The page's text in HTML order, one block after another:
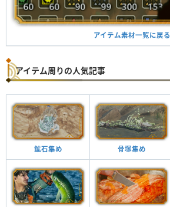
アイテム素材一覧に戻る
アイテム周りの人気記事
鉱石集め 骨塚集め